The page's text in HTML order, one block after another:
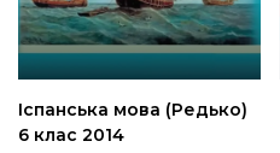
Іспанська мова (Редько)
6 клас 2014